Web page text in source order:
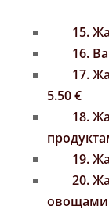
15.
16.
17.
5.50 €
18.
19.
20.
овощами